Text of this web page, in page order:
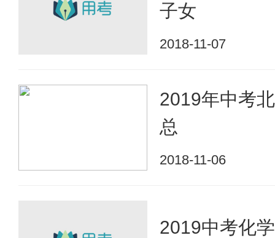
子女
2018-11-07
2019年中考
总
2018-11-06
2019中考化